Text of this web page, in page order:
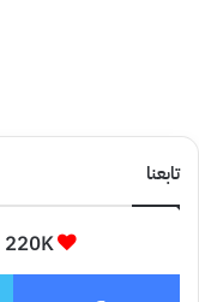
تابعنا
220K